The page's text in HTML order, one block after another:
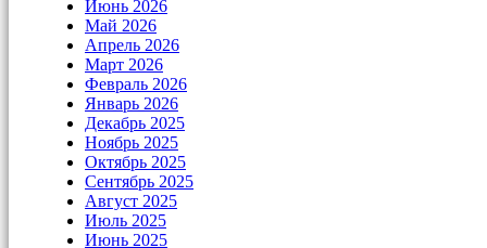
Июнь 2026
Май 2026
Апрель 2026
Март 2026
Февраль 2026
Январь 2026
Декабрь 2025
Ноябрь 2025
Октябрь 2025
Сентябрь 2025
Август 2025
Июль 2025
Июнь 2025